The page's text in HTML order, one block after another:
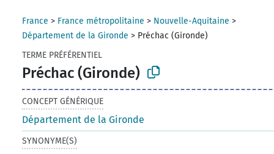
France > France métropolitaine > Nouvelle-Aquitaine >
Département de la Gironde > Préchac (Gironde)
TERME PRÉFÉRENTIEL
Préchac (Gironde)
CONCEPT GÉNÉRIQUE
Département de la Gironde
SYNONYME(S)